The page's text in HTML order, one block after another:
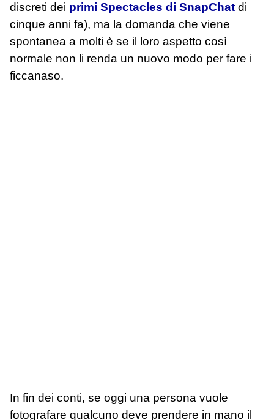
discreti dei primi Spectacles di SnapChat di
cinque anni fa), ma la domanda che viene
spontanea a molti è se il loro aspetto così
normale non li renda un nuovo modo per fare i
ficcanaso.
In fin dei conti, se oggi una persona vuole
fotografare qualcuno deve prendere in mano il